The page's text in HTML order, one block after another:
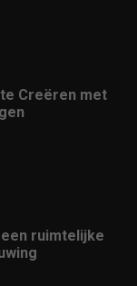
Creëren met
ruimtelijke